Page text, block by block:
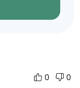
0 0